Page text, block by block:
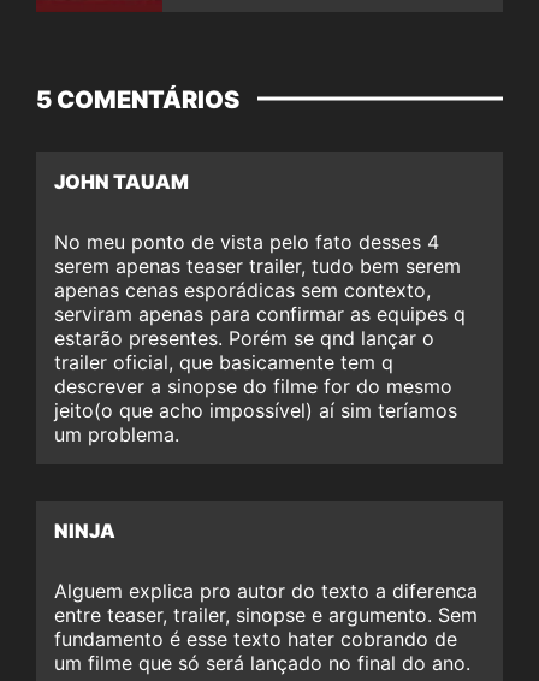
5 COMENTÁRIOS
JOHN TAUAM
No meu ponto de vista pelo fato desses 4
serem apenas teaser trailer, tudo bem serem
apenas cenas esporádicas sem contexto,
serviram apenas para confirmar as equipes q
estarão presentes. Porém se qnd lançar o
trailer oficial, que basicamente tem q
descrever a sinopse do filme for do mesmo
jeito(o que acho impossível) aí sim teríamos
um problema.
NINJA
Alguem explica pro autor do texto a diferenca
entre teaser, trailer, sinopse e argumento. Sem
fundamento é esse texto hater cobrando de
um filme que só será lançado no final do ano.